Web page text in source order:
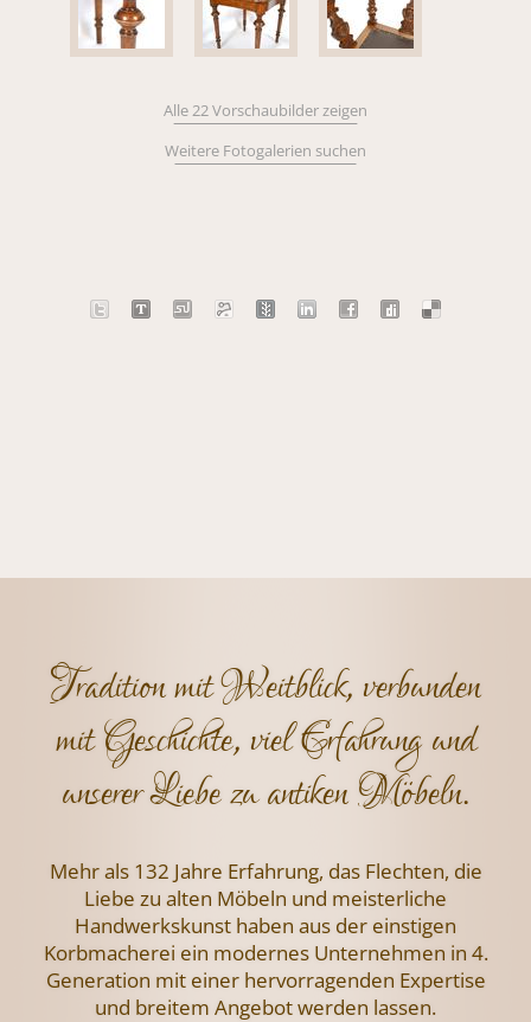
Alle 22 Vorschaubilder zeigen
Weitere Fotogalerien suchen
Tradition mit Weitblick, verbunden
mit Geschichte, viel Erfahrung und
unserer Liebe zu antiken Möbeln.
Mehr als 132 Jahre Erfahrung, das Flechten, die
Liebe zu alten Möbeln und meisterliche
Handwerkskunst haben aus der einstigen
Korbmacherei ein modernes Unternehmen in 4.
Generation mit einer hervorragenden Expertise
und breitem Angebot werden lassen.